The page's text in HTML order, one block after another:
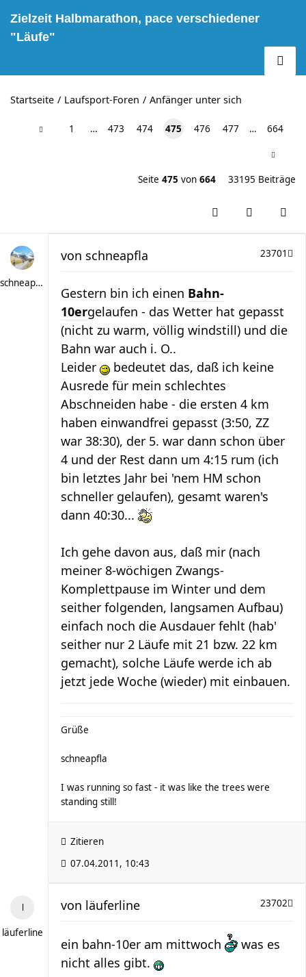
Zielzeit Halbmarathon, pace verschiedener
"Läufe"
Startseite Laufsport-Foren Anfänger unter sich
1 … 473 474 475 476 477 … 664
Seite 475 von 664 33195 Beiträge
schneapfla
23701
von schneapfla
Gestern bin ich einen Bahn-
10ergelaufen - das Wetter hat gepasst
(nicht zu warm, völlig windstill) und die
Bahn war auch i. O..
Leider
bedeutet das, daß ich keine
Ausrede für mein schlechtes
Abschneiden habe - die ersten 4 km
haben einwandfrei gepasst (3:50, ZZ
war 38:30), der 5. war dann schon über
4 und der Rest dann um 4:15 rum (ich
bin letztes Jahr bei 'nem HM schon
schneller gelaufen), gesamt waren's
dann 40:30...
Ich gehe davon aus, daß mir (nach
meiner 8-wöchigen Zwangs-
Komplettpause im Winter und dem
seither folgenden, langsamen Aufbau)
einfach noch die Ausdauer fehlt (hab'
seither nur 2 Läufe mit 21 bzw. 22 km
gemacht), solche Läufe werde ich ab
jetzt jede Woche (wieder) mit einbauen.
Grüße
schneapfla
I was running so fast - it was like the trees were
standing still!
Zitieren
07.04.2011, 10:43
läuferline
23702
von läuferline
ein bahn-10er am mittwoch
was es
nicht alles gibt.